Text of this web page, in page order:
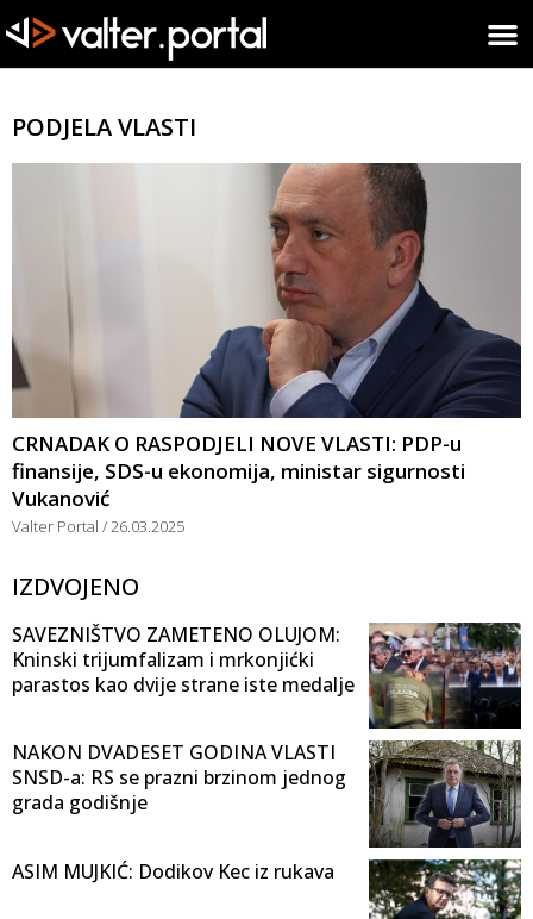
PODJELA VLASTI
CRNADAK O RASPODJELI NOVE VLASTI: PDP-u
finansije, SDS-u ekonomija, ministar sigurnosti
Vukanović
Valter Portal 26.03.2025
IZDVOJENO
SAVEZNIŠTVO ZAMETENO OLUJOM:
Kninski trijumfalizam i mrkonjićki
parastos kao dvije strane iste medalje
NAKON DVADESET GODINA VLASTI
SNSD-a: RS se prazni brzinom jednog
grada godišnje
ASIM MUJKIĆ: Dodikov Kec iz rukava